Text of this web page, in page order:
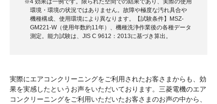
※4 効果は一例です。限られた空間での結果であり、実際の使用
環境・環境の状況ではありません。故障や極度な汚れ具合や
機種構成、使用環境により異なります。【試験条件】MSZ-
GM221-W（使用年数約11年）、機種洗浄作業後の各種データ
測定。能力試験は、JIS C 9612：2013に基づき算出。
実際にエアコンクリーニングをご利用されたお客さまからも、効
果を実感したというお声をいただいております。三菱電機のエア
コンクリーニングをご利用いただいたお客さまのお声の中から、